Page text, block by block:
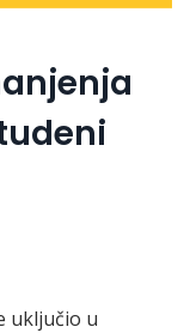
uključio u